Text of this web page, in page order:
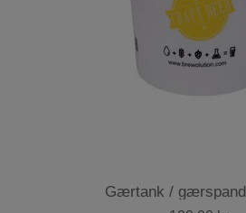
Gærtank /